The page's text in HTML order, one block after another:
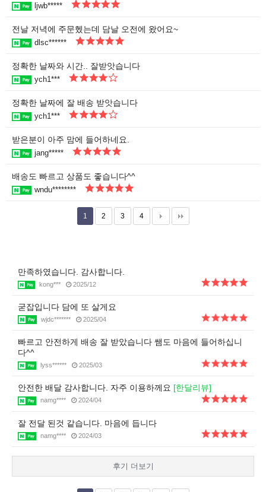
ljwb*****
전날 저녁에 주문헸는데 담날 오전에 왔어요~
dlsc******
정확한 날짜와 시간.. 잘받앗습니다
ych1***
정확한 날짜에 잘 배송 받앗습니다
ych1***
받은분이 아주 맘에 들어하네요.
jang*****
배송도 빠르고 상품도 좋습니다^^
wndu********
1 2 3 4
만족하였습니다. 감사합니다.
kong*** 2025/12
굳잡입니다 담에 또 살게요
wjdc******* 2025/04
빠르고 안전하게 배송 잘 받았습니다 쌤도 마음에 들어하십니
다^^
lyss****** 2025/03
안전한 배달 감사합니다. 자주 이용하께요 [한달리뷰]
namg**** 2024/04
잘 전달 된것 같습니다. 마음에 듭니다
namg**** 2024/03
후기 더보기